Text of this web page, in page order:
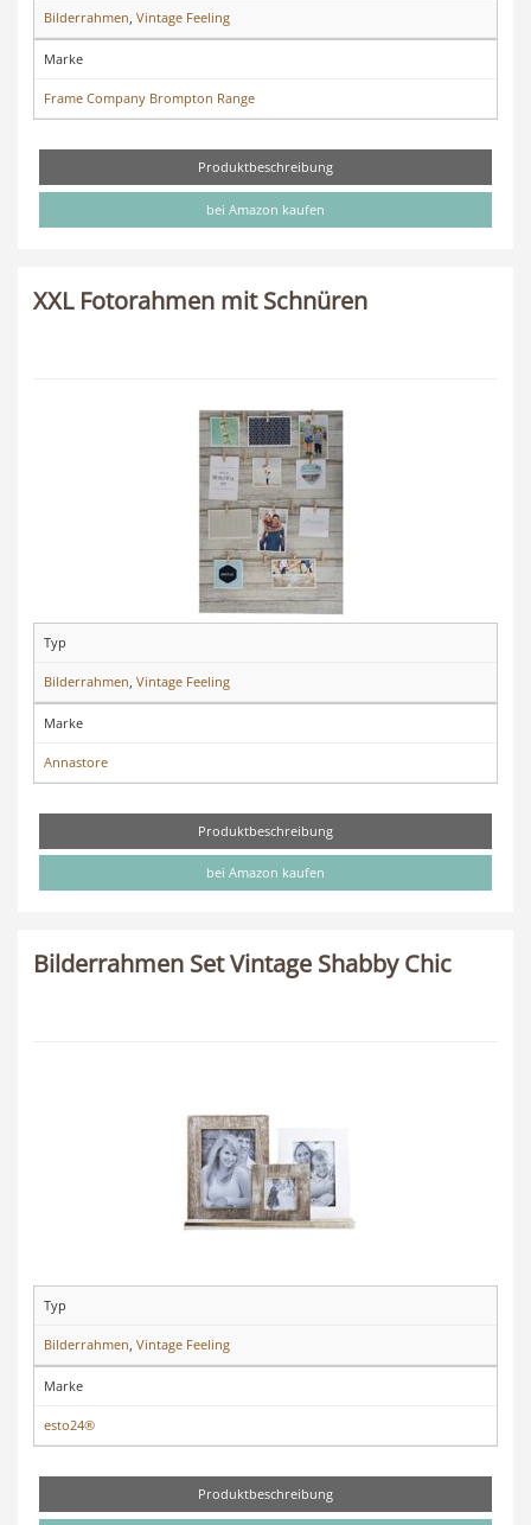
Bilderrahmen, Vintage Feeling
Marke
Frame Company Brompton Range
Produktbeschreibung
bei Amazon kaufen
XXL Fotorahmen mit Schnüren
Typ
Bilderrahmen Vintage Feeling
Marke
Annastore
Produktbeschreibung
bei Amazon kaufen
Bilderrahmen Set Vintage Shabby Chic
Typ
Bilderrahmen, Vintage Feeling
Marke
esto24®
Produktbeschreibung